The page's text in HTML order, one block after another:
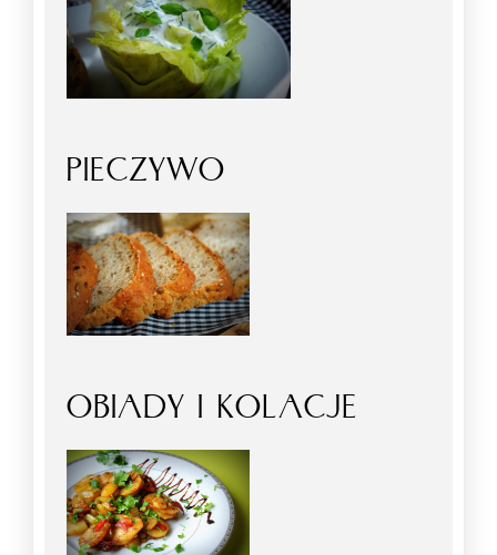
PIECZYWO
OBIADY I KOLACJE